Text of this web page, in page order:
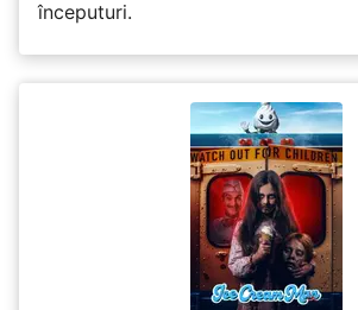
începuturi.